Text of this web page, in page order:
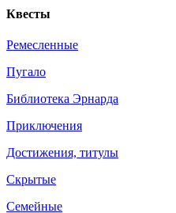
Квесты
Ремесленные
Пугало
Библиотека Эрнарда
Приключения
Достижения, титулы
Скрытые
Семейные